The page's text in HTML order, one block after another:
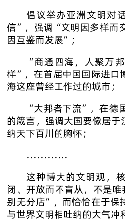
倡议举办亚洲文明对
信”，强调“文明因多样而
因互鉴而发展”；
“商通四海，人聚万
样”，在首届中国国际进口
海这座曾经工作过的城市；
“大邦者下流”，在德
的箴言，强调大国要像居于
纳天下百川的胸怀；
…………
这种博大的文明观，
闭、开放而不盲从，不是唯
别无分店”，而恰恰在于保
与世界文明相吐纳的大气冲